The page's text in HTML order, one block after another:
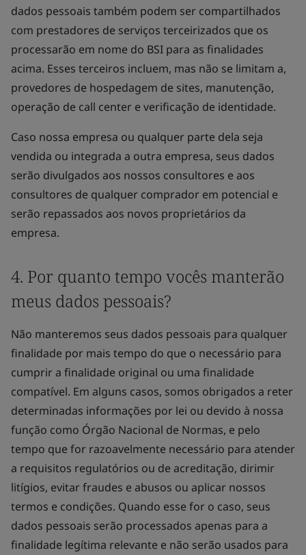
dados pessoais também podem ser compartilhados
com prestadores de serviços terceirizados que os
processarão em nome do BSI para as finalidades
acima. Esses terceiros incluem, mas não se limitam a,
provedores de hospedagem de sites, manutenção,
operação de call center e verificação de identidade.
Caso nossa empresa ou qualquer parte dela seja
vendida ou integrada a outra empresa, seus dados
serão divulgados aos nossos consultores e aos
consultores de qualquer comprador em potencial e
serão repassados aos novos proprietários da
empresa.
4. Por quanto tempo vocês manterão
meus dados pessoais?
Não manteremos seus dados pessoais para qualquer
finalidade por mais tempo do que o necessário para
cumprir a finalidade original ou uma finalidade
compatível. Em alguns casos, somos obrigados a reter
determinadas informações por lei ou devido à nossa
função como Órgão Nacional de Normas, e pelo
tempo que for razoavelmente necessário para atender
a requisitos regulatórios ou de acreditação, dirimir
litígios, evitar fraudes e abusos ou aplicar nossos
termos e condições. Quando esse for o caso, seus
dados pessoais serão processados apenas para a
finalidade legítima relevante e não serão usados para